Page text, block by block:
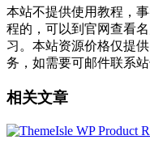
本站不提供使用教程，
程的，可以到官网查看名
习。本站资源价格仅提
务，如需要可邮件联系站
相关文章